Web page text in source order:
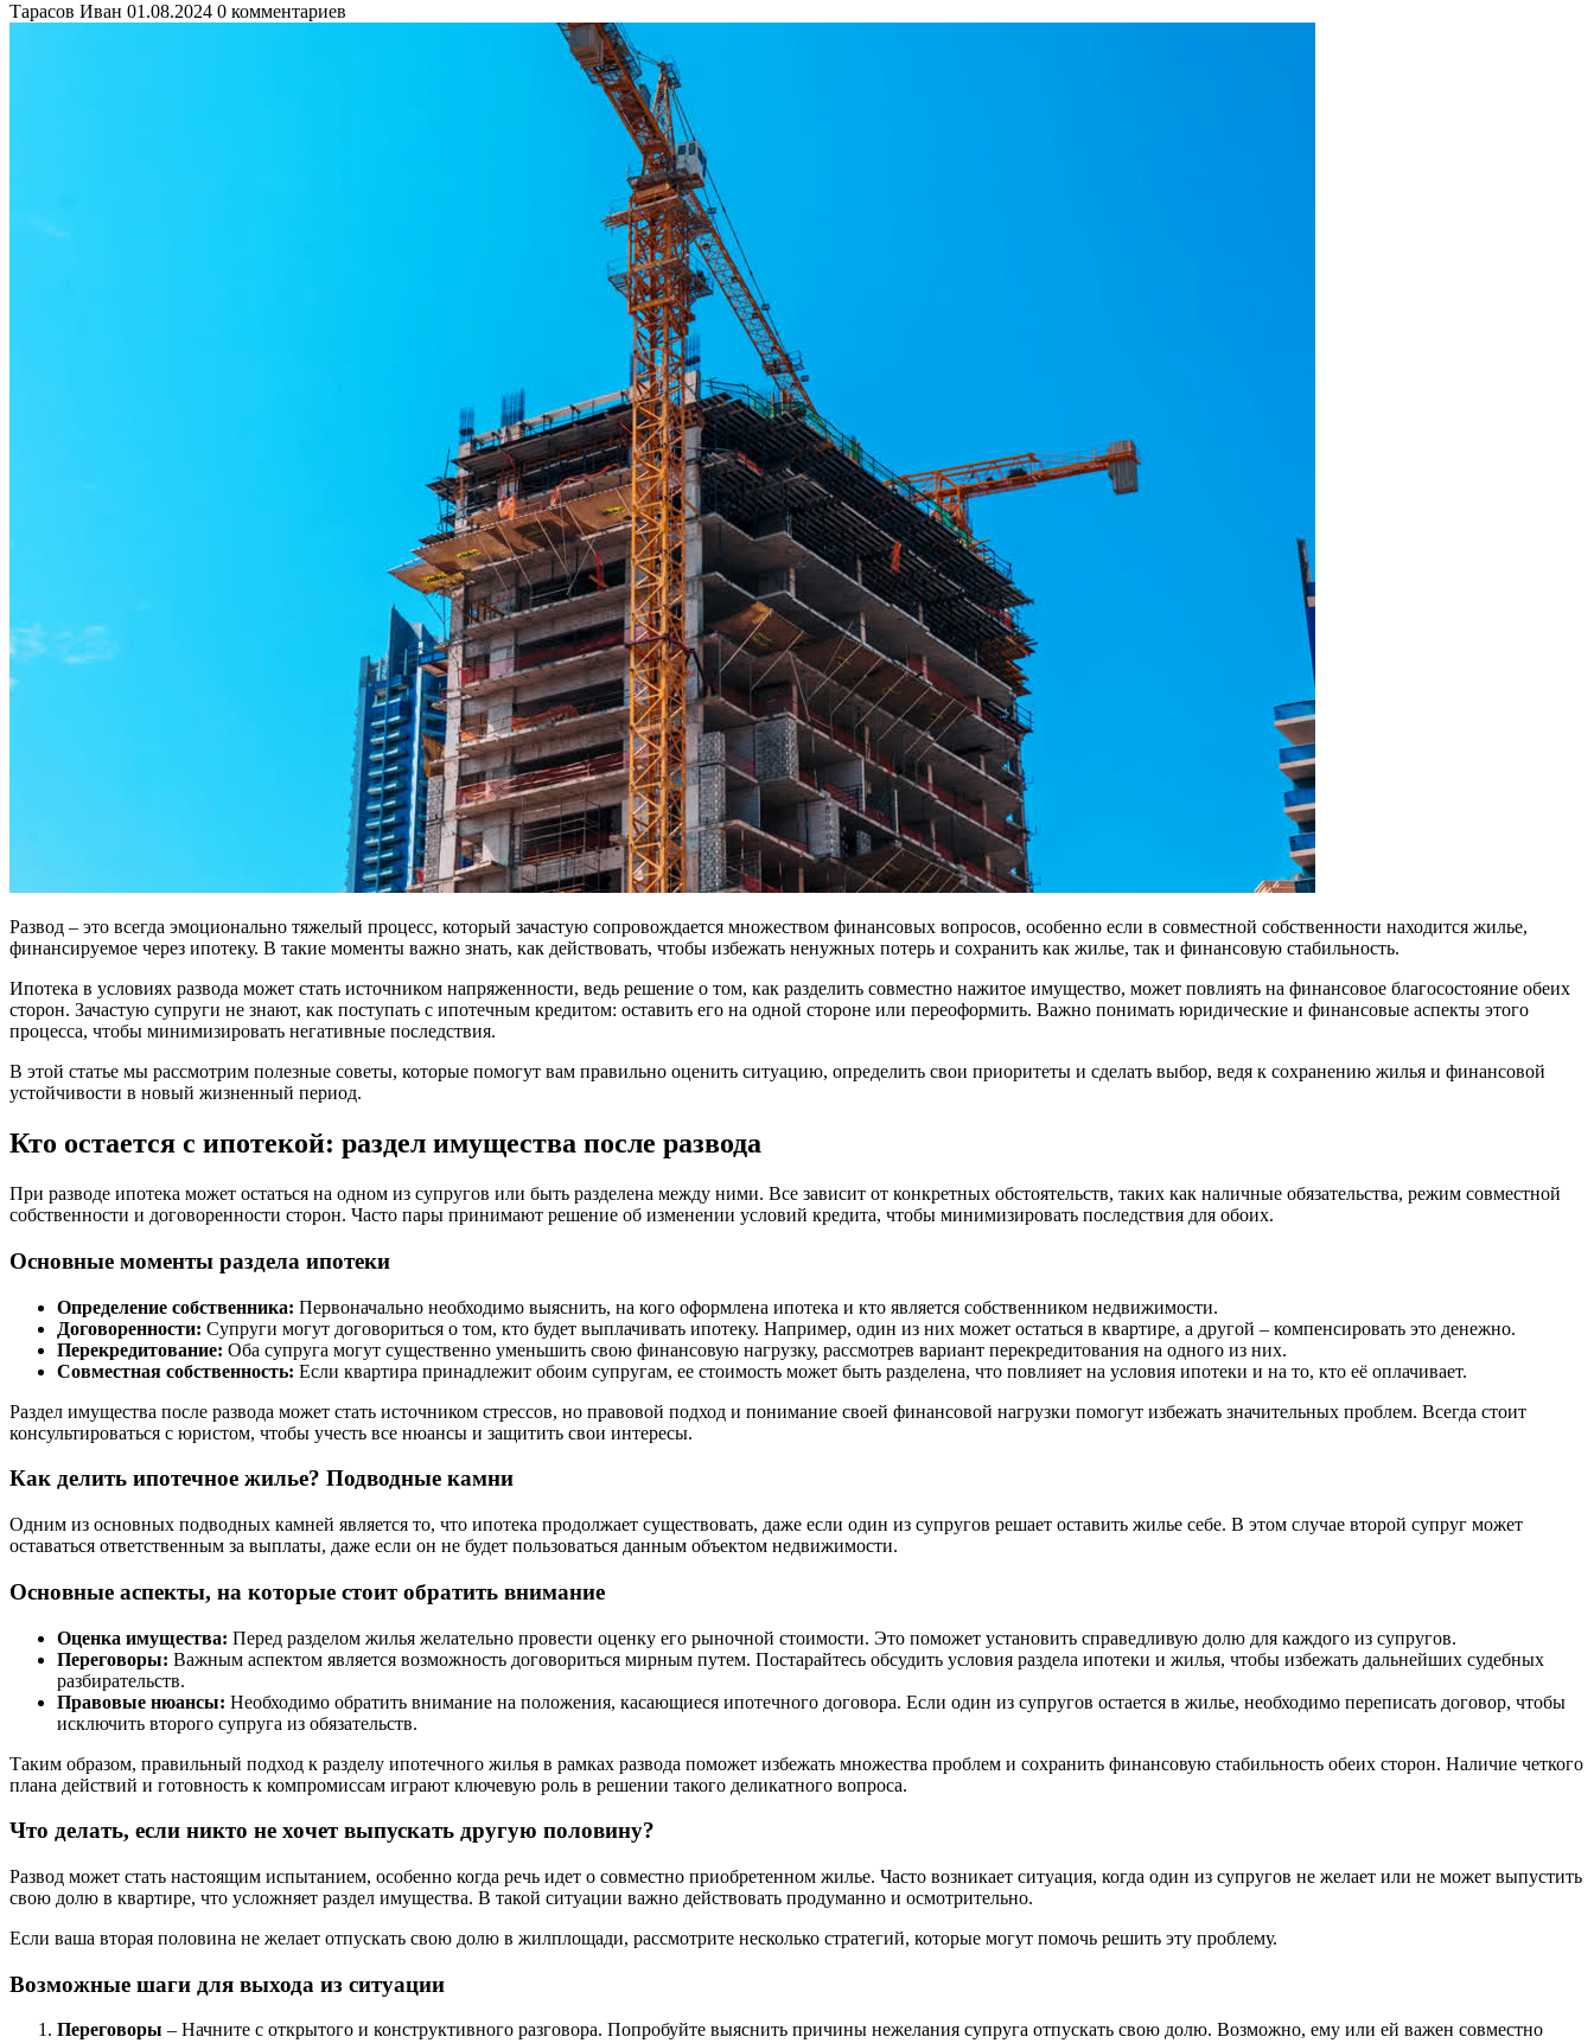
Тарасов Иван 01.08.2024 0 комментариев
Развод – это всегда эмоционально тяжелый процесс, который зачастую сопровождается множеством финансовых вопросов, особенно если в совместной собственности находится жилье,
финансируемое через ипотеку. В такие моменты важно знать, как действовать, чтобы избежать ненужных потерь и сохранить как жилье, так и финансовую стабильность.
Ипотека в условиях развода может стать источником напряженности, ведь решение о том, как разделить совместно нажитое имущество, может повлиять на финансовое благосостояние обеих
сторон. Зачастую супруги не знают, как поступать с ипотечным кредитом: оставить его на одной стороне или переоформить. Важно понимать юридические и финансовые аспекты этого
процесса, чтобы минимизировать негативные последствия.
В этой статье мы рассмотрим полезные советы, которые помогут вам правильно оценить ситуацию, определить свои приоритеты и сделать выбор, ведя к сохранению жилья и финансовой
устойчивости в новый жизненный период.
Кто остается с ипотекой: раздел имущества после развода
При разводе ипотека может остаться на одном из супругов или быть разделена между ними. Все зависит от конкретных обстоятельств, таких как наличные обязательства, режим совместной
собственности и договоренности сторон. Часто пары принимают решение об изменении условий кредита, чтобы минимизировать последствия для обоих.
Основные моменты раздела ипотеки
Определение собственника: Первоначально необходимо выяснить, на кого оформлена ипотека и кто является собственником недвижимости.
Договоренности: Супруги могут договориться о том, кто будет выплачивать ипотеку. Например, один из них может остаться в квартире, а другой – компенсировать это денежно.
Перекредитование: Оба супруга могут существенно уменьшить свою финансовую нагрузку, рассмотрев вариант перекредитования на одного из них.
Совместная собственность: Если квартира принадлежит обоим супругам, ее стоимость может быть разделена, что повлияет на условия ипотеки и на то, кто её оплачивает.
Раздел имущества после развода может стать источником стрессов, но правовой подход и понимание своей финансовой нагрузки помогут избежать значительных проблем. Всегда стоит
консультироваться с юристом, чтобы учесть все нюансы и защитить свои интересы.
Как делить ипотечное жилье? Подводные камни
Одним из основных подводных камней является то, что ипотека продолжает существовать, даже если один из супругов решает оставить жилье себе. В этом случае второй супруг может
оставаться ответственным за выплаты, даже если он не будет пользоваться данным объектом недвижимости.
Основные аспекты, на которые стоит обратить внимание
Оценка имущества: Перед разделом жилья желательно провести оценку его рыночной стоимости. Это поможет установить справедливую долю для каждого из супругов.
Переговоры: Важным аспектом является возможность договориться мирным путем. Постарайтесь обсудить условия раздела ипотеки и жилья, чтобы избежать дальнейших судебных
разбирательств.
Правовые нюансы: Необходимо обратить внимание на положения, касающиеся ипотечного договора. Если один из супругов остается в жилье, необходимо переписать договор, чтобы
исключить второго супруга из обязательств.
Таким образом, правильный подход к разделу ипотечного жилья в рамках развода поможет избежать множества проблем и сохранить финансовую стабильность обеих сторон. Наличие четкого
плана действий и готовность к компромиссам играют ключевую роль в решении такого деликатного вопроса.
Что делать, если никто не хочет выпускать другую половину?
Развод может стать настоящим испытанием, особенно когда речь идет о совместно приобретенном жилье. Часто возникает ситуация, когда один из супругов не желает или не может выпустить
свою долю в квартире, что усложняет раздел имущества. В такой ситуации важно действовать продуманно и осмотрительно.
Если ваша вторая половина не желает отпускать свою долю в жилплощади, рассмотрите несколько стратегий, которые могут помочь решить эту проблему.
Возможные шаги для выхода из ситуации
Переговоры – Начните с открытого и конструктивного разговора. Попробуйте выяснить причины нежелания супруга отпускать свою долю. Возможно, ему или ей важен совместно